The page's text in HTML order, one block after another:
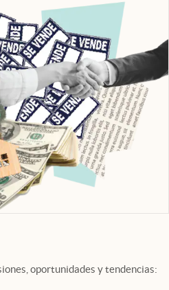
oportunidades y tendencias: